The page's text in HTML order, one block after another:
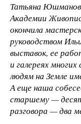
Татьяна
Академии
окончила
руководством
выставок, ее
и галереях
людям на Земле
А еще наша
старшему —
разговора — два